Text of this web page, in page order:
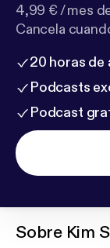
4,99 € / mes
Cancela
20 horas de
Podcasts
Podcast
Sobre Kim